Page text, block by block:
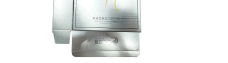
Εμπορικές συσκευές για τα συρτάρια
Ετικέτα αυτοκόλλησης
Του προσώπου συσκευάζοντας τσάντα μασκών